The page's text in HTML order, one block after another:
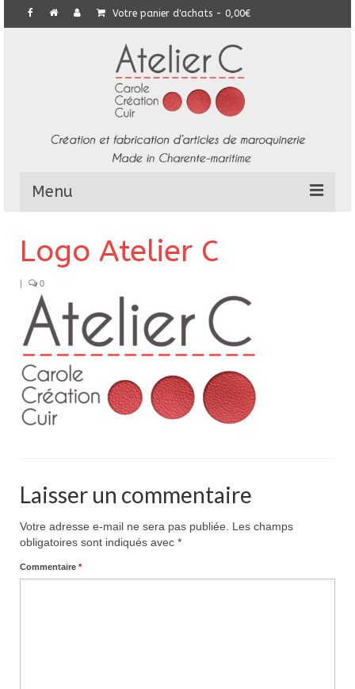
Votre panier d'achats - 0,00€
Menu
Collection
Commandes particulières
E-Boutique
Pour acheter
Contact
Logo Atelier C
| 0
Laisser un commentaire
Votre adresse e-mail ne sera pas publiée.
Les champs
obligatoires sont indiqués avec *
Commentaire *